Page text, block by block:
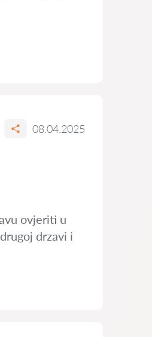
08.04.2025
ovjeriti u
drzavi i